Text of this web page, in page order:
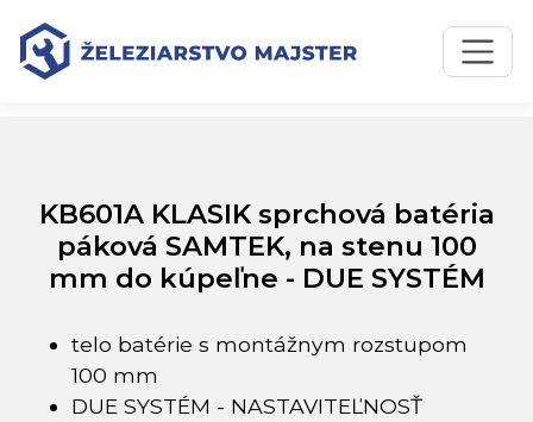
Preskočiť na obsah
Preskočiť na hlavné menu
Úvodná stránka
KB601A KLASIK sprchová batéria páková SAMTEK, na
stenu 100 mm do kúpeľne - DUE SYSTÉM
KB601A KLASIK sprchová batéria
páková SAMTEK, na stenu 100
mm do kúpeľne - DUE SYSTÉM
telo batérie s montážnym rozstupom
100 mm
DUE SYSTÉM - NASTAVITEĽNOSŤ